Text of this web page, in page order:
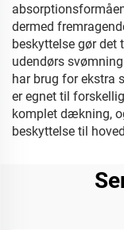
dermed
beskyttelse gør det
udendørs
har brug for ekstra
er egnet til
komplet dækning,
beskyttelse til